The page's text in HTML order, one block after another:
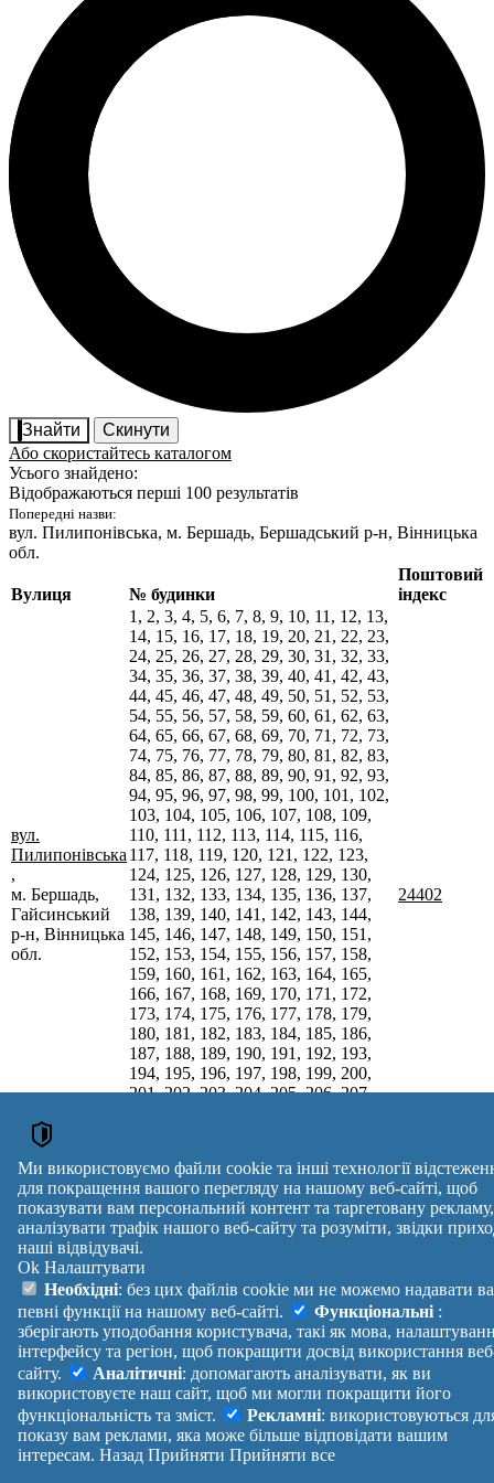
Знайти
Скинути
Або скористайтесь каталогом
Усього знайдено:
Відображаються перші 100 результатів
Попередні назви:
вул. Пилипонівська, м. Бершадь, Бершадський р-н, Вінницька
обл.
Поштові індекси України. Оновлено : 07-08-2026.
Вулиця № будинки
Поштовий
індекс
вул.
Пилипонівська
,
м. Бершадь,
Гайсинський
р-н, Вінницька
обл.
1, 2, 3, 4, 5, 6, 7, 8, 9, 10, 11, 12, 13,
14, 15, 16, 17, 18, 19, 20, 21, 22, 23,
24, 25, 26, 27, 28, 29, 30, 31, 32, 33,
34, 35, 36, 37, 38, 39, 40, 41, 42, 43,
44, 45, 46, 47, 48, 49, 50, 51, 52, 53,
54, 55, 56, 57, 58, 59, 60, 61, 62, 63,
64, 65, 66, 67, 68, 69, 70, 71, 72, 73,
74, 75, 76, 77, 78, 79, 80, 81, 82, 83,
84, 85, 86, 87, 88, 89, 90, 91, 92, 93,
94, 95, 96, 97, 98, 99, 100, 101, 102,
103, 104, 105, 106, 107, 108, 109,
110, 111, 112, 113, 114, 115, 116,
117, 118, 119, 120, 121, 122, 123,
124, 125, 126, 127, 128, 129, 130,
131, 132, 133, 134, 135, 136, 137,
138, 139, 140, 141, 142, 143, 144,
145, 146, 147, 148, 149, 150, 151,
152, 153, 154, 155, 156, 157, 158,
159, 160, 161, 162, 163, 164, 165,
166, 167, 168, 169, 170, 171, 172,
173, 174, 175, 176, 177, 178, 179,
180, 181, 182, 183, 184, 185, 186,
187, 188, 189, 190, 191, 192, 193,
194, 195, 196, 197, 198, 199, 200,
201, 202, 203, 204, 205, 206, 207,
229, 230, 231, 232, 233
24402
Вулиця № будинків
Індекс
reklama
Правила
Допомога
Платні
послуги
конфіденційності
Маніфест
Про проект
зв'язок
Україна
Увійти|
Вихід
Ми використовуємо файли cookie та інші технології
для покращення вашого перегляду на нашому веб-сайті, щоб
показувати вам персональний контент та таргетовану рекламу,
аналізувати трафік нашого веб-сайту та розуміти, звідки
наші відвідувачі.
Ok Налаштувати
Необхідні: без цих файлів cookie ми не можемо надавати
певні функції на нашому веб-сайті.
Функціональні :
зберігають уподобання користувача, такі як мова,
інтерфейсу та регіон, щоб покращити досвід використання
сайту.
Аналітичні: допомагають аналізувати, як ви
використовуєте наш сайт, щоб ми могли покращити його
функціональність та зміст.
Рекламні: використовуються
показу вам реклами, яка може більше відповідати вашим
інтересам. Назад Прийняти Прийняти все